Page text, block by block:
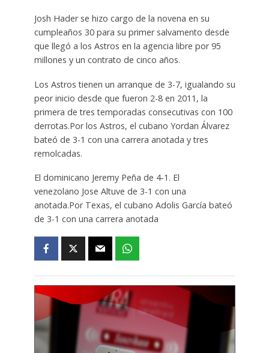
Josh Hader se hizo cargo de la novena en su
cumpleaños 30 para su primer salvamento desde
que llegó a los Astros en la agencia libre por 95
millones y un contrato de cinco años.
Los Astros tienen un arranque de 3-7, igualando su
peor inicio desde que fueron 2-8 en 2011, la
primera de tres temporadas consecutivas con 100
derrotas.Por los Astros, el cubano Yordan Álvarez
bateó de 3-1 con una carrera anotada y tres
remolcadas.
El dominicano Jeremy Peña de 4-1. El
venezolano Jose Altuve de 3-1 con una
anotada.Por Texas, el cubano Adolis García bateó
de 3-1 con una carrera anotada